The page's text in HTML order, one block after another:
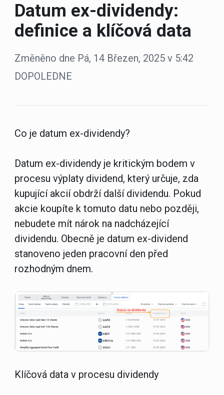
Datum ex-dividendy:
definice a klíčová data
Změněno dne Pá, 14 Březen, 2025 v 5:42
DOPOLEDNE
Co je datum ex-dividendy?
Datum ex-dividendy je kritickým bodem v
procesu výplaty dividend, který určuje, zda
kupující akcií obdrží další dividendu. Pokud
akcie koupíte k tomuto datu nebo později,
nebudete mít nárok na nadcházející
dividendu. Obecně je datum ex-dividend
stanoveno jeden pracovní den před
rozhodným dnem.
Klíčová data v procesu dividendy